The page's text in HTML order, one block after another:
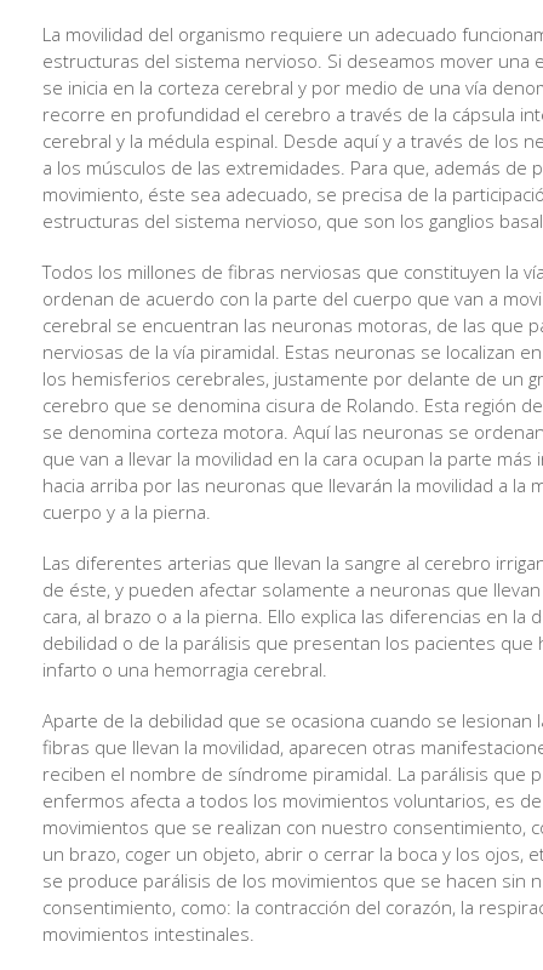
La movilidad del organismo requiere un adecuado
estructuras del sistema nervioso. Si deseamos mover una
se inicia en la corteza cerebral y por medio de una vía
recorre en profundidad el cerebro a través de la cápsula
cerebral y la médula espinal. Desde aquí y a través de los
a los músculos de las extremidades. Para que, además de
movimiento, éste sea adecuado, se precisa de la
estructuras del sistema nervioso, que son los ganglios
Todos los millones de fibras nerviosas que constituyen la
ordenan de acuerdo con la parte del cuerpo que van a
cerebral se encuentran las neuronas motoras, de las que
nerviosas de la vía piramidal. Estas neuronas se localizan
los hemisferios cerebrales, justamente por delante de un
cerebro que se denomina cisura de Rolando. Esta región
se denomina corteza motora. Aquí las neuronas se
que van a llevar la movilidad en la cara ocupan la parte más
hacia arriba por las neuronas que llevarán la movilidad a la
cuerpo y a la pierna.
Las diferentes arterias que llevan la sangre al cerebro
de éste, y pueden afectar solamente a neuronas que llevan
cara, al brazo o a la pierna. Ello explica las diferencias en la
debilidad o de la parálisis que presentan los pacientes que
infarto o una hemorragia cerebral.
Aparte de la debilidad que se ocasiona cuando se lesionan
fibras que llevan la movilidad, aparecen otras
reciben el nombre de síndrome piramidal. La parálisis que
enfermos afecta a todos los movimientos voluntarios, es
movimientos que se realizan con nuestro consentimiento,
un brazo, coger un objeto, abrir o cerrar la boca y los ojos,
se produce parálisis de los movimientos que se hacen sin
consentimiento, como: la contracción del corazón, la
movimientos intestinales.